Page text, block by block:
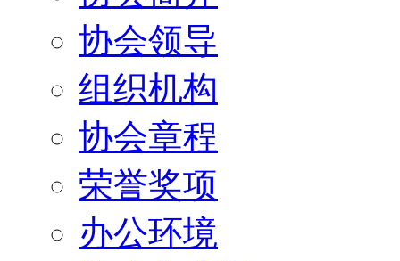
协会领导
组织机构
协会章程
荣誉奖项
办公环境